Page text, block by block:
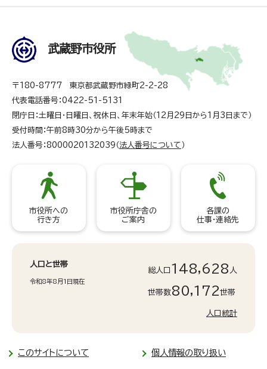
武蔵野市役所
〒180-8777 東京都武蔵野市緑町2-2-28
代表電話番号：0422-51-5131
閉庁日：土曜日・日曜日、祝休日、年末年始（12月29日から1月3日まで）
受付時間：午前8時30分から午後5時まで
法人番号：8000020132039（ 法人番号について ）
市役所への
行き方
市役所庁舎の
ご案内
各課の
仕事・連絡先
人口と世帯
令和8年8月1日現在
総人口 148,628 人
世帯数80,172世帯
人口統計
このサイトについて 個人情報の取り扱い